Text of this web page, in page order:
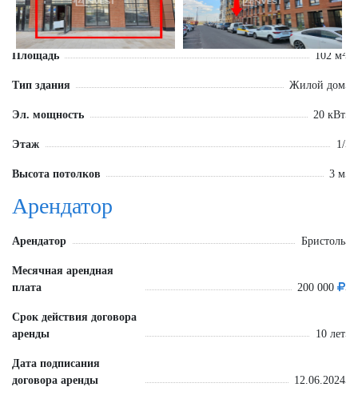
Площадь 102 м²
Тип здания Жилой дом
Эл. мощность 20 кВт
Этаж 1/
Высота потолков 3 м
Арендатор
Арендатор Бристоль
Месячная арендная
плата
200 000
Срок действия договора
аренды
10 лет
Дата подписания
договора аренды
12.06.2024